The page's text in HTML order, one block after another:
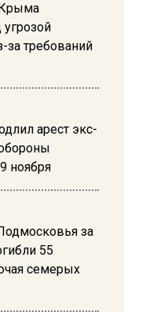
угрозой
за требований
арест экс-
ноября
за
55
семерых